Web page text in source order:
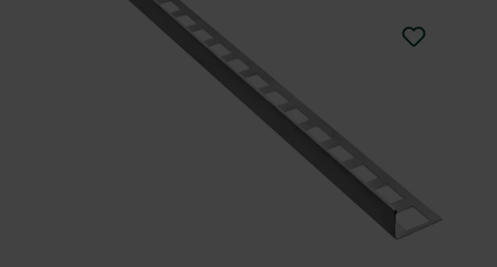
Výškové rozdiely vyrovnajte okamžite poklepaním
pomocou nefarbiaceho plastového kladiva.